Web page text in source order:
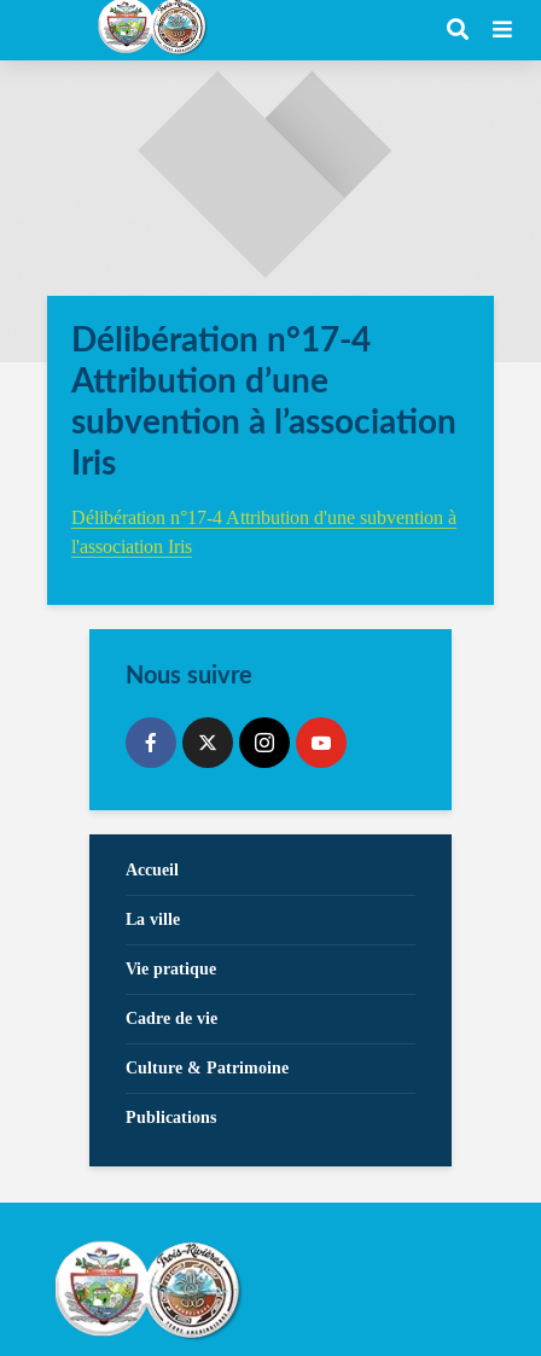
Délibération n°17-4
Attribution d’une
subvention à l’association
Iris
Délibération n°17-4 Attribution d'une subvention à
l'association Iris
Nous suivre
Accueil
La ville
Vie pratique
Cadre de vie
Culture & Patrimoine
Publications